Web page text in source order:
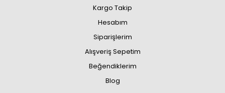
Kargo Takip
Hesabım
Siparişlerim
Alışveriş Sepetim
Beğendiklerim
Blog